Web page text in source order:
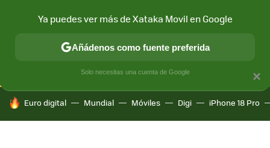
CONECTIVIDAD MÓVIL Y SOCIEDAD APLICACIONES
HOY SE HABLA DE
Euro digital Mundial Móviles Digi iPhone 18 Pro
×
Ya puedes ver más de Xataka Movil en Google
Añádenos como fuente preferida
Solo necesitas una cuenta de Google